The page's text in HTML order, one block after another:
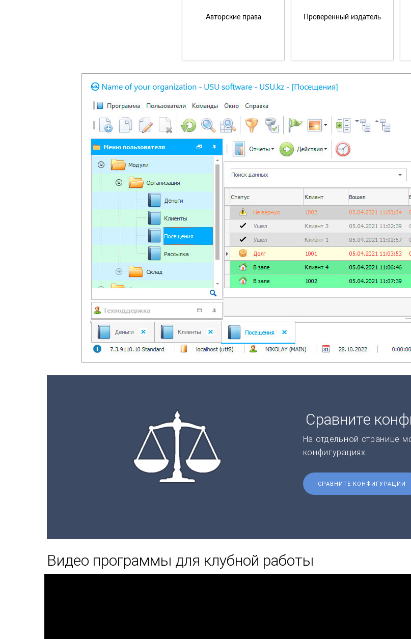
Авторские права Проверенный издатель
Сравните
На отдельной странице
конфигурациях.
СРАВНИТЕ КОНФИГУРАЦИИ
Видео программы для клубной работы